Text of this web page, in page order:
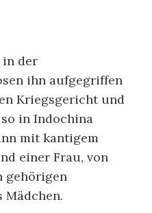
in der
ihn aufgegriffen
Kriegsgericht und
in Indochina
mit kantigem
einer Frau, von
gehörigen
Mädchen.